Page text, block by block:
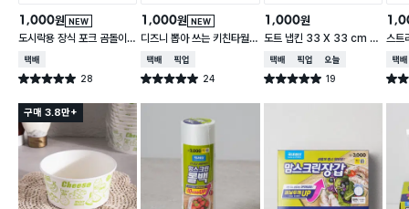
NEW
1,000원
도시락용 장식 포크 곰돌이 1
0개입
택배배송
별점 5.0점 28
건 작성
NEW
1,000원
디즈니 뽑아 쓰는 키친타월
2겹 150매입 체크
택배배송매장픽업
별점 5.0점 24
건 작성
1,000원
도트 냅킨 33 X 33 cm 1
5매입
택배배송매장픽업오늘배송
별점 5.0점 19
건 작성
스트
cm
택배
별점
구매 3.8만+